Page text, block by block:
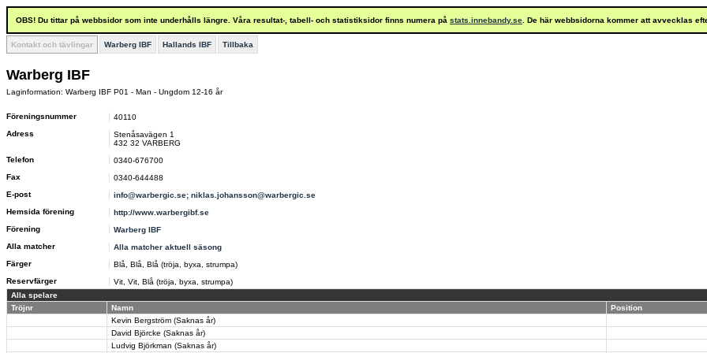
OBS! Du tittar på webbsidor som inte underhålls längre. Våra resultat-, tabell- och statistiksidor finns numera på stats.innebandy.se . De här webbsidorna kommer att avvecklas
Kontakt och tävlingar Warberg IBF Hallands IBF Tillbaka
Warberg IBF
Laginformation: Warberg IBF P01 - Man - Ungdom 12-16 år
Föreningsnummer
40110
Adress
Stenåsavägen 1
432 32 VARBERG
Telefon
0340-676700
Fax
0340-644488
E-post
info@warbergic.se; niklas.johansson@warbergic.se
Hemsida förening
http://www.warbergibf.se
Förening
Warberg IBF
Alla matcher
Alla matcher aktuell säsong
Färger
Blå, Blå, Blå (tröja, byxa, strumpa)
Reservfärger
Vit, Vit, Blå (tröja, byxa, strumpa)
Alla spelare
Tröjnr
Namn
Position
Kevin Bergström (Saknas år)
David Björcke (Saknas år)
Ludvig Björkman (Saknas år)